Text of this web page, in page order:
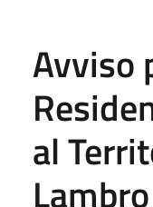
Avviso
al